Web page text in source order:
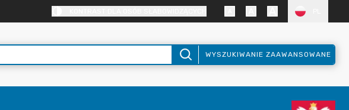
WYSZUKIWANIE ZAAWANSOWANE